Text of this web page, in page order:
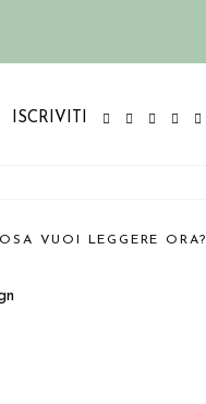
ISCRIVITI
VUOI LEGGERE ORA?